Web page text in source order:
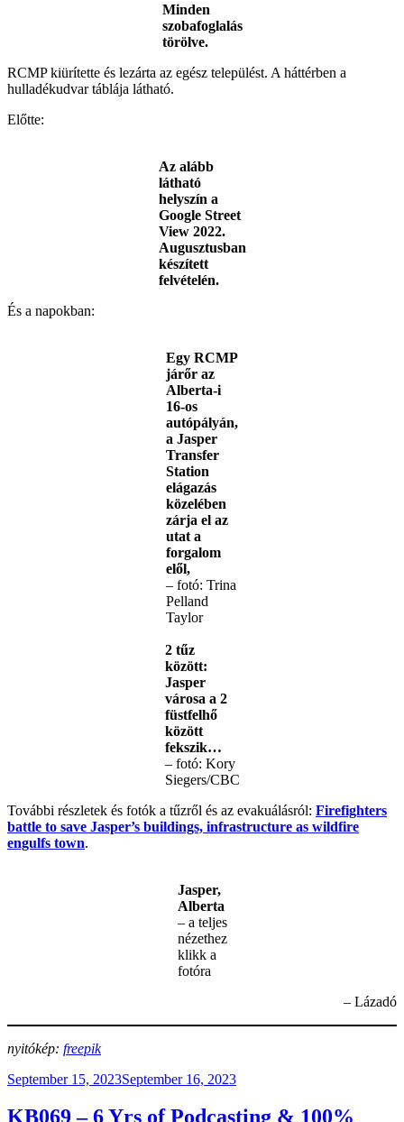
Minden
szobafoglalás
törölve.
RCMP kiürítette és lezárta az egész települést. A háttérben a
hulladékudvar táblája látható.
Előtte:
Az alább
látható
helyszín a
Google Street
View 2022.
Augusztusban
készített
felvételén.
És a napokban:
Egy RCMP
járőr az
Alberta-i
16-os
autópályán,
a Jasper
Transfer
Station
elágazás
közelében
zárja el az
utat a
forgalom
elől,
– fotó: Trina
Pelland
Taylor
2 tűz
között:
Jasper
városa a 2
füstfelhő
között
fekszik…
– fotó: Kory
Siegers/CBC
További részletek és fotók a tűzről és az evakuálásról: Firefighters
battle to save Jasper’s buildings, infrastructure as wildfire
engulfs town.
Jasper,
Alberta
– a teljes
nézethez
klikk a
fotóra
– Lázadó
nyitókép: freepik
Posted
September 15, 2023September 16, 2023
KB069 – 6 Yrs of Podcasting & 100%